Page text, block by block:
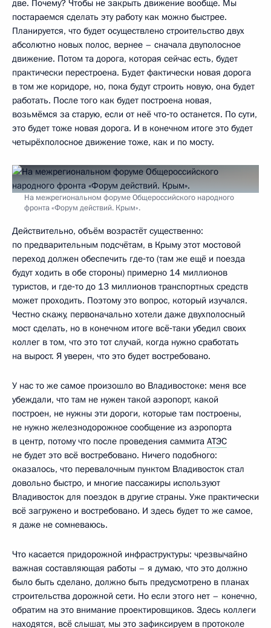
две. Почему? Чтобы не закрыть движение вообще. Мы
постараемся сделать эту работу как можно быстрее.
Планируется, что будет осуществлено строительство двух
абсолютно новых полос, вернее – сначала двуполосное
движение. Потом та дорога, которая сейчас есть, будет
практически перестроена. Будет фактически новая дорога
в том же коридоре, но, пока будут строить новую, она будет
работать. После того как будет построена новая,
возьмёмся за старую, если от неё что‑то останется. По сути,
это будет тоже новая дорога. И в конечном итоге это будет
четырёхполосное движение тоже, как и по мосту.
На межрегиональном форуме Общероссийского народного
фронта «Форум действий. Крым».
Действительно, объём возрастёт существенно:
по предварительным подсчётам, в Крыму этот мостовой
переход должен обеспечить где‑то (там же ещё и поезда
будут ходить в обе стороны) примерно 14 миллионов
туристов, и где‑то до 13 миллионов транспортных средств
может проходить. Поэтому это вопрос, который изучался.
Честно скажу, первоначально хотели даже двухполосный
мост сделать, но в конечном итоге всё‑таки убедил своих
коллег в том, что это тот случай, когда нужно сработать
на вырост. Я уверен, что это будет востребовано.
У нас то же самое произошло во Владивостоке: меня все
убеждали, что там не нужен такой аэропорт, какой
построен, не нужны эти дороги, которые там построены,
не нужно железнодорожное сообщение из аэропорта
в центр, потому что после проведения саммита АТЭС
не будет это всё востребовано. Ничего подобного:
оказалось, что перевалочным пунктом Владивосток стал
довольно быстро, и многие пассажиры используют
Владивосток для поездок в другие страны. Уже практически
всё загружено и востребовано. И здесь будет то же самое,
я даже не сомневаюсь.
Что касается придорожной инфраструктуры: чрезвычайно
важная составляющая работы – я думаю, что это должно
было быть сделано, должно быть предусмотрено в планах
строительства дорожной сети. Но если этого нет – конечно,
обратим на это внимание проектировщиков. Здесь коллеги
находятся, всё слышат, мы это зафиксируем в протоколе